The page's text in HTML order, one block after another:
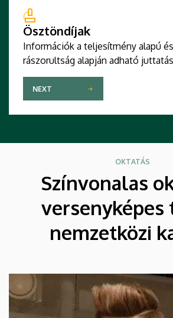
Ösztöndíjak
Információk a teljesítmény alapú
rászorultság alapján adható
NEXT
OKTATÁS
Színvonalas
versenyképes
nemzetközi